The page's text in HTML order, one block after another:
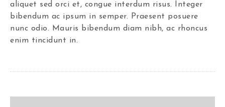
aliquet sed orci et, congue interdum risus. Integer
bibendum ac ipsum in semper. Praesent posuere
nunc odio. Mauris bibendum diam nibh, ac rhoncus
enim tincidunt in.